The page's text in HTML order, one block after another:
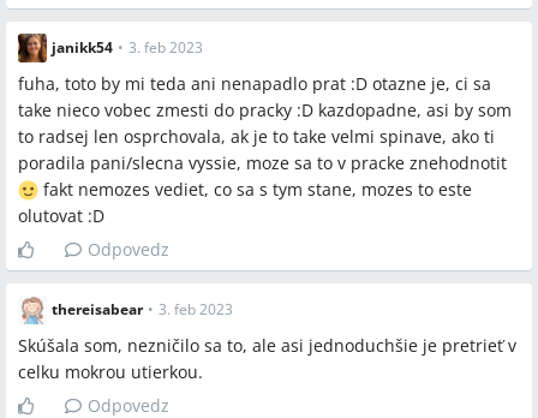
janikk54 • 3. feb 2023
fuha, toto by mi teda ani nenapadlo prat :D otazne je, ci sa
take nieco vobec zmesti do pracky :D kazdopadne, asi by som
to radsej len osprchovala, ak je to take velmi spinave, ako ti
poradila pani/slecna vyssie, moze sa to v pracke znehodnotit
fakt nemozes vediet, co sa s tym stane, mozes to este
olutovat :D
Odpovedz
thereisabear • 3. feb 2023
Skúšala som, nezničilo sa to, ale asi jednoduchšie je pretrieť v
celku mokrou utierkou.
Odpovedz